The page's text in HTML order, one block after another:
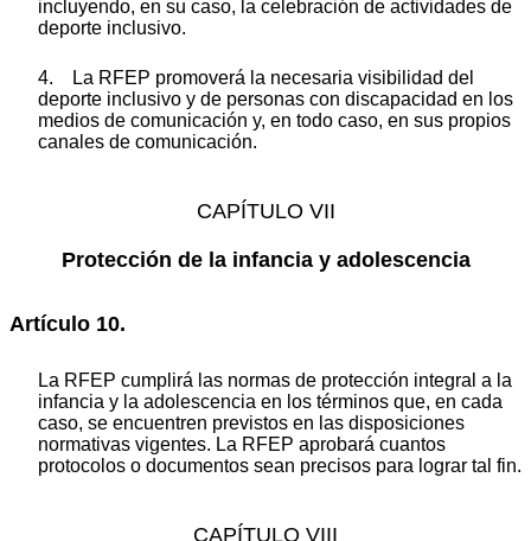
incluyendo, en su caso, la celebración de actividades de
deporte inclusivo.
4. La RFEP promoverá la necesaria visibilidad del
deporte inclusivo y de personas con discapacidad en los
medios de comunicación y, en todo caso, en sus propios
canales de comunicación.
CAPÍTULO VII
Protección de la infancia y adolescencia
Artículo 10.
La RFEP cumplirá las normas de protección integral a la
infancia y la adolescencia en los términos que, en cada
caso, se encuentren previstos en las disposiciones
normativas vigentes. La RFEP aprobará cuantos
protocolos o documentos sean precisos para lograr tal fin.
CAPÍTULO VIII